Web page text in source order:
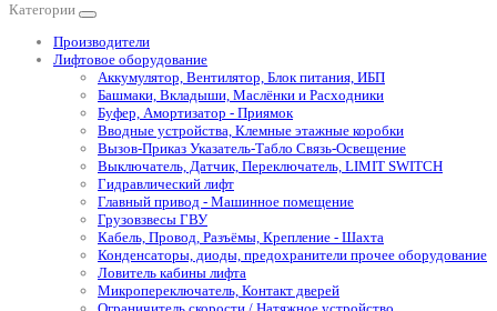
Категории
Производители
Лифтовое оборудование
Аккумулятор, Вентилятор, Блок питания, ИБП
Башмаки, Вкладыши, Маслёнки и Расходники
Буфер, Амортизатор - Приямок
Вводные устройства, Клемные этажные коробки
Вызов-Приказ Указатель-Табло Связь-Освещение
Выключатель, Датчик, Переключатель, LIMIT SWITCH
Гидравлический лифт
Главный привод - Машинное помещение
Грузовзвесы ГВУ
Кабель, Провод, Разъёмы, Крепление - Шахта
Конденсаторы, диоды, предохранители прочее оборудование
Ловитель кабины лифта
Микропереключатель, Контакт дверей